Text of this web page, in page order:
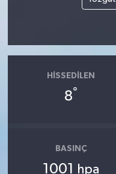
HISSEDILEN
8°
BASINÇ
1001 hpa